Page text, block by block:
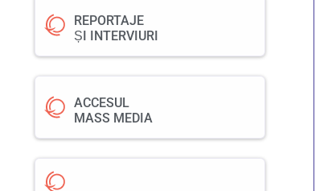
REPORTAJE
ȘI INTERVIURI
ACCESUL
MASS MEDIA